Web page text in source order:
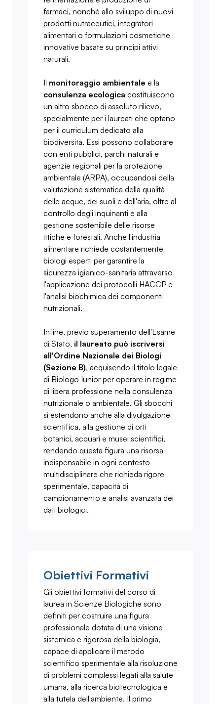
farmaci, nonché allo sviluppo di nuovi
prodotti nutraceutici, integratori
alimentari o formulazioni cosmetiche
innovative basate su principi attivi
naturali.
Il monitoraggio ambientale e la
consulenza ecologica costituiscono
un altro sbocco di assoluto rilievo,
specialmente per i laureati che optano
per il curriculum dedicato alla
biodiversità. Essi possono collaborare
con enti pubblici, parchi naturali e
agenzie regionali per la protezione
ambientale (ARPA), occupandosi della
valutazione sistematica della qualità
delle acque, dei suoli e dell'aria, oltre al
controllo degli inquinanti e alla
gestione sostenibile delle risorse
ittiche e forestali. Anche l'industria
alimentare richiede costantemente
biologi esperti per garantire la
sicurezza igienico-sanitaria attraverso
l'applicazione dei protocolli HACCP e
l'analisi biochimica dei componenti
nutrizionali.
Infine, previo superamento dell'Esame
di Stato, il laureato può iscriversi
all'Ordine Nazionale dei Biologi
(Sezione B), acquisendo il titolo legale
di Biologo Iunior per operare in regime
di libera professione nella consulenza
nutrizionale o ambientale. Gli sbocchi
si estendono anche alla divulgazione
scientifica, alla gestione di orti
botanici, acquari e musei scientifici,
rendendo questa figura una risorsa
indispensabile in ogni contesto
multidisciplinare che richieda rigore
sperimentale, capacità di
campionamento e analisi avanzata dei
dati biologici.
Obiettivi Formativi
Gli obiettivi formativi del corso di
laurea in Scienze Biologiche sono
definiti per costruire una figura
professionale dotata di una visione
sistemica e rigorosa della biologia,
capace di applicare il metodo
scientifico sperimentale alla risoluzione
di problemi complessi legati alla salute
umana, alla ricerca biotecnologica e
alla tutela dell'ambiente. Il primo